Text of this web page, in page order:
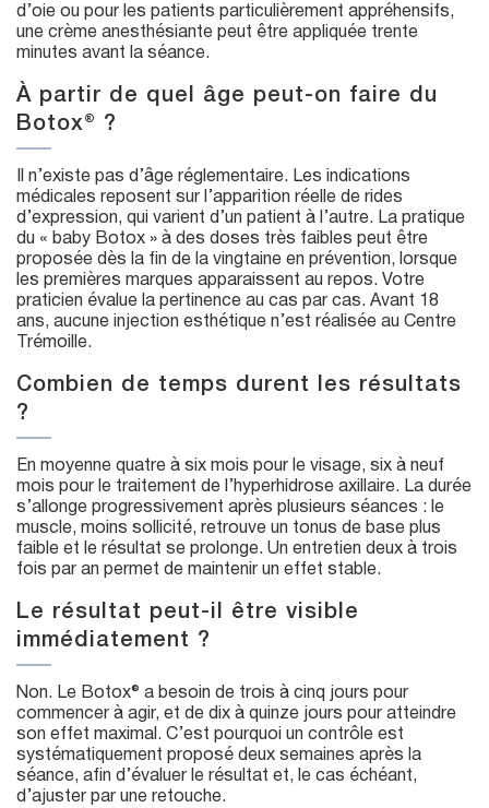
d’oie ou pour les patients particulièrement appréhensifs,
une crème anesthésiante peut être appliquée trente
minutes avant la séance.
À partir de quel âge peut-on faire du
Botox® ?
Il n’existe pas d’âge réglementaire. Les indications
médicales reposent sur l’apparition réelle de rides
d’expression, qui varient d’un patient à l’autre. La pratique
du « baby Botox » à des doses très faibles peut être
proposée dès la fin de la vingtaine en prévention, lorsque
les premières marques apparaissent au repos. Votre
praticien évalue la pertinence au cas par cas. Avant 18
ans, aucune injection esthétique n’est réalisée au Centre
Trémoille.
Combien de temps durent les résultats
?
En moyenne quatre à six mois pour le visage, six à neuf
mois pour le traitement de l’hyperhidrose axillaire. La durée
s’allonge progressivement après plusieurs séances : le
muscle, moins sollicité, retrouve un tonus de base plus
faible et le résultat se prolonge. Un entretien deux à trois
fois par an permet de maintenir un effet stable.
Le résultat peut-il être visible
immédiatement ?
Non. Le Botox® a besoin de trois à cinq jours pour
commencer à agir, et de dix à quinze jours pour atteindre
son effet maximal. C’est pourquoi un contrôle est
systématiquement proposé deux semaines après la
séance, afin d’évaluer le résultat et, le cas échéant,
d’ajuster par une retouche.